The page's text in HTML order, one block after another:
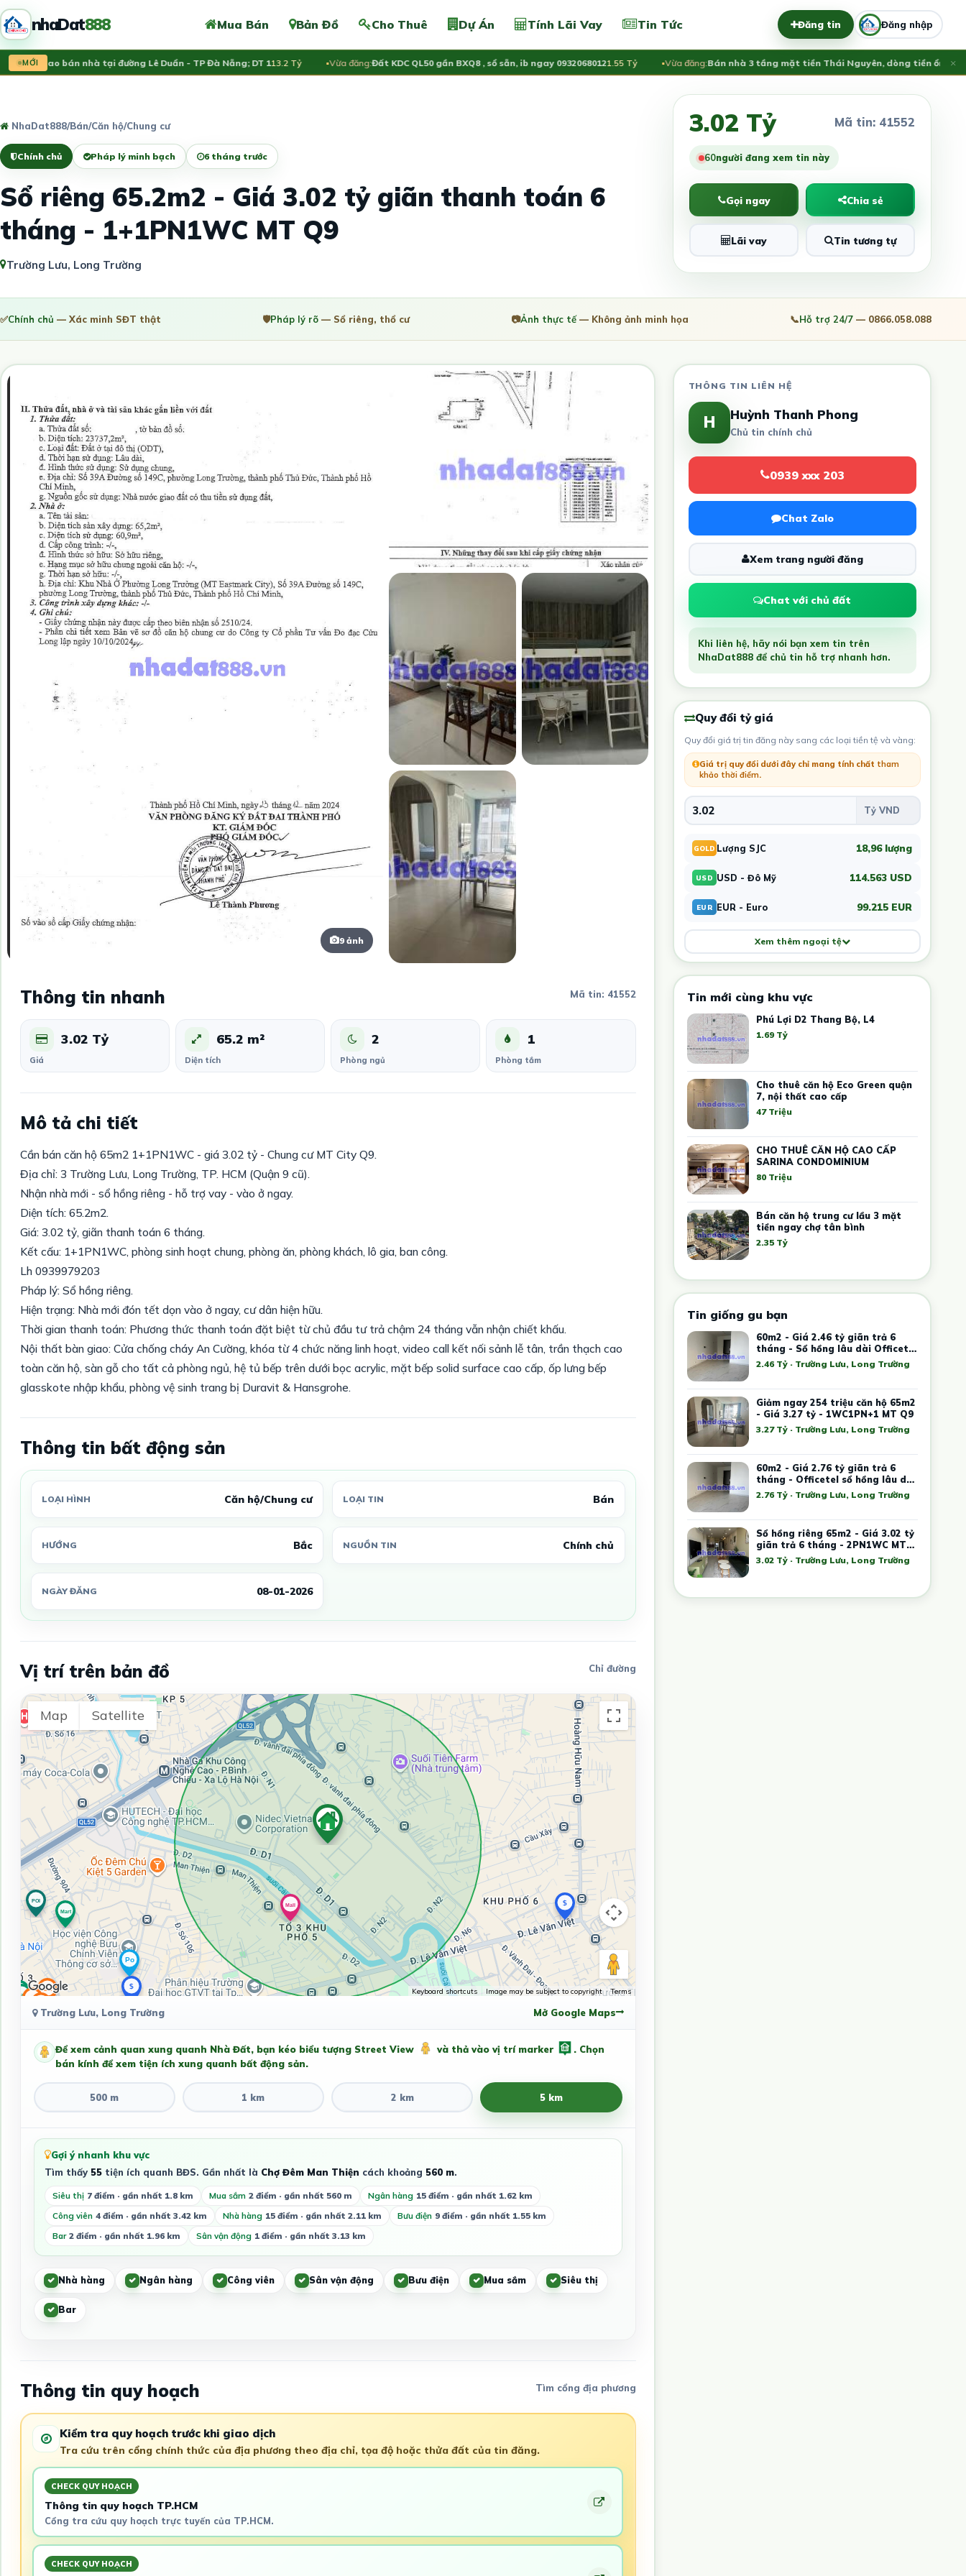
nhaDat888 Mua Bán Bản Đồ Cho Thuê Dự Án Tính Lãi Vay Tin Tức Đăng tin Đăng nhập
MỚI
chủ rao bán nhà tại đường Lê Duẩn - TP Đà Nẵng; DT 1 13.2 Tỷ Vừa đăng:Đất KDC QL50 gần BXQ8 , sổ sẵn, ib ngay 09320680121.55 Tỷ Vừa đăng:Bán nhà 3 tầng mặt tiền Thái Nguyên, dòng tiền ổn định 35t
×
NhaDat888/Bán/Căn hộ/Chung cư
Chính chủ Pháp lý minh bạch 6 tháng trước
Sổ riêng 65.2m2 - Giá 3.02 tỷ giãn thanh toán 6
tháng - 1+1PN1WC MT Q9
Trường Lưu, Long Trường
3.02 Tỷ Mã tin: 41552
57người đang xem tin này
Gọi ngay Chia sẻ
Lãi vay Tin tương tự
✅Chính chủ — Xác minh SĐT thật 🛡️Pháp lý rõ — Sổ riêng, thổ cư 📷Ảnh thực tế— Không ảnh minh họa 📞Hỗ trợ 24/7 — 0866.058.088
9 ảnh
Thông tin nhanh Mã tin: 41552
3.02 Tỷ
Giá
65.2 m²
Diện tích
2
Phòng ngủ
1
Phòng tắm
Mô tả chi tiết
Cần bán căn hộ 65m2 1+1PN1WC - giá 3.02 tỷ - Chung cư MT City Q9.
Địa chỉ: 3 Trường Lưu, Long Trường, TP. HCM (Quận 9 cũ).
Nhận nhà mới - sổ hồng riêng - hỗ trợ vay - vào ở ngay.
Diện tích: 65.2m2.
Giá: 3.02 tỷ, giãn thanh toán 6 tháng.
Kết cấu: 1+1PN1WC, phòng sinh hoạt chung, phòng ăn, phòng khách, lô gia, ban công.
Lh 0939979203
Pháp lý: Sổ hồng riêng.
Hiện trạng: Nhà mới đón tết dọn vào ở ngay, cư dân hiện hữu.
Thời gian thanh toán: Phương thức thanh toán đặt biệt từ chủ đầu tư trả chậm 24 tháng vẫn nhận chiết khấu.
Nội thất bàn giao: Cửa chống cháy An Cường, khóa từ 4 chức năng linh hoạt, video call kết nối sảnh lễ tân, trần thạch cao
toàn căn hộ, sàn gỗ cho tất cả phòng ngủ, hệ tủ bếp trên dưới bọc acrylic, mặt bếp solid surface cao cấp, ốp lưng bếp
glasskote nhập khẩu, phòng vệ sinh trang bị Duravit & Hansgrohe.
Thông tin bất động sản
LOẠI HÌNH Căn hộ/Chung cư LOẠI TIN Bán
HƯỚNG Bắc NGUỒN TIN Chính chủ
NGÀY ĐĂNG 08-01-2026
Vị trí trên bản đồ Chỉ đường
Map Satellite
Keyboard shortcuts Image may be subject to copyright Terms
Trường Lưu, Long Trường Mở Google Maps
Để xem cảnh quan xung quanh Nhà Đất, bạn kéo biểu tượng Street View và thả vào vị trí marker
. Chọn
bán kính để xem tiện ích xung quanh bất động sản.
500 m 1 km 2 km 5 km
Gợi ý nhanh khu vực
Tìm thấy 55tiện ích quanh BĐS. Gần nhất là Chợ Đêm Man Thiện cách khoảng 560 m.
Siêu thị 7 điểm · gần nhất 1.8 km Mua sắm 2 điểm · gần nhất 560 m Ngân hàng 15 điểm · gần nhất 1.62 km
Công viên 4 điểm · gần nhất 3.42 km Nhà hàng 15 điểm · gần nhất 2.11 km Bưu điện 9 điểm · gần nhất 1.55 km
Bar 2 điểm · gần nhất 1.96 km Sân vận động 1 điểm · gần nhất 3.13 km
Nhà hàng Ngân hàng Công viên Sân vận động Bưu điện Mua sắm Siêu thị
Bar
Thông tin quy hoạch Tìm cổng địa phương
Kiểm tra quy hoạch trước khi giao dịch
Tra cứu trên cổng chính thức của địa phương theo địa chỉ, tọa độ hoặc thửa đất của tin đăng.
CHECK QUY HOẠCH
Thông tin quy hoạch TP.HCM
Cổng tra cứu quy hoạch trực tuyến của TP.HCM.
CHECK QUY HOẠCH
THÔNG TIN LIÊN HỆ
H Huỳnh Thanh Phong
Chủ tin chính chủ
0939 xxx 203
Chat Zalo
Xem trang người đăng
Chat với chủ đất
Khi liên hệ, hãy nói bạn xem tin trên
NhaDat888 để chủ tin hỗ trợ nhanh hơn.
Quy đổi tỷ giá
Quy đổi giá trị tin đăng này sang các loại tiền tệ và vàng:
Giá trị quy đổi dưới đây chỉ mang tính chất tham
khảo thời điểm.
GOLD Lượng SJC 18,96 lượng
USD USD - Đô Mỹ 114.563 USD
EUR EUR - Euro 99.215 EUR
Xem thêm ngoại tệ
Tin mới cùng khu vực
Phú Lợi D2 Thang Bộ, L4
1.69 Tỷ
Cho thuê căn hộ Eco Green quận
7, nội thất cao cấp
47 Triệu
CHO THUÊ CĂN HỘ CAO CẤP
SARINA CONDOMINIUM
80 Triệu
Bán căn hộ trung cư lầu 3 mặt
tiền ngay chợ tân bình
2.35 Tỷ
Tin giống gu bạn
60m2 - Giá 2.46 tỷ giãn trả 6
tháng - Sổ hồng lâu dài Officetel
MT Q9
2.46 Tỷ · Trường Lưu, Long Trường
Giảm ngay 254 triệu căn hộ 65m2
- Giá 3.27 tỷ - 1WC1PN+1 MT Q9
3.27 Tỷ · Trường Lưu, Long Trường
60m2 - Giá 2.76 tỷ giãn trả 6
tháng - Officetel sổ hồng lâu dài
MT Q9
2.76 Tỷ · Trường Lưu, Long Trường
Sổ hồng riêng 65m2 - Giá 3.02 tỷ
giãn trả 6 tháng - 2PN1WC MT
City Q9
3.02 Tỷ · Trường Lưu, Long Trường